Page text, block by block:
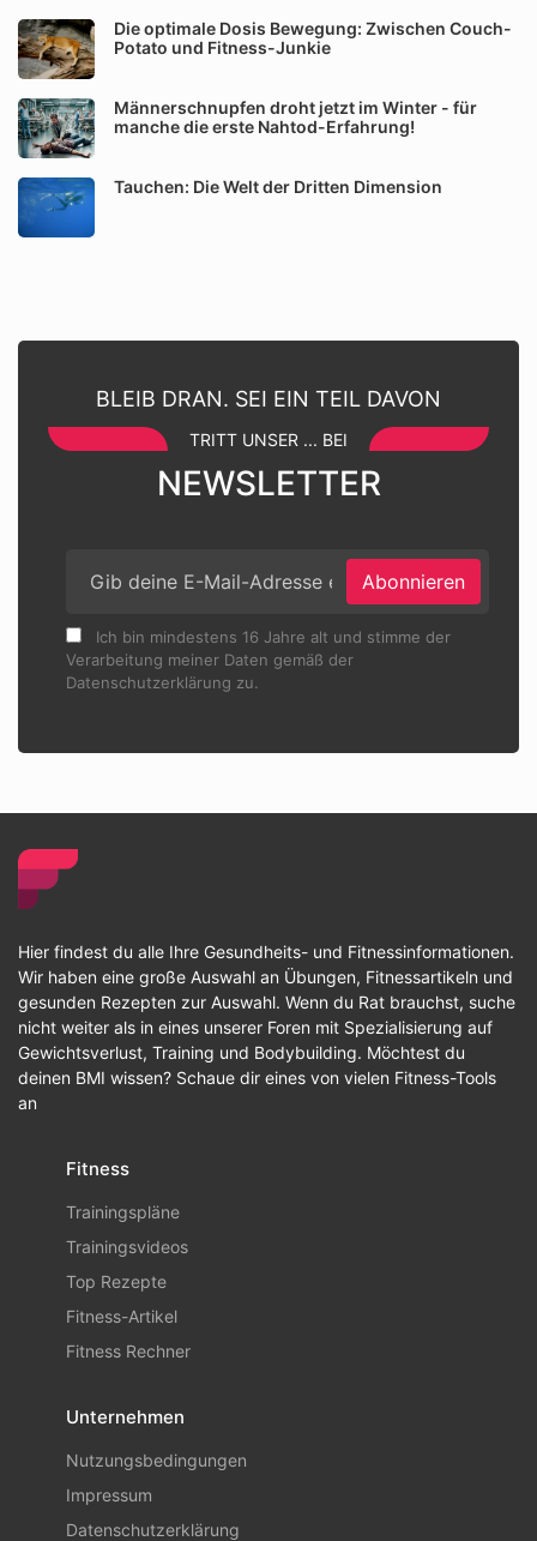
Die optimale Dosis Bewegung: Zwischen Couch-
Potato und Fitness-Junkie
Männerschnupfen droht jetzt im Winter - für
manche die erste Nahtod-Erfahrung!
Tauchen: Die Welt der Dritten Dimension
BLEIB DRAN. SEI EIN TEIL DAVON
TRITT UNSER ... BEI
NEWSLETTER
Abonnieren
Ich bin mindestens 16 Jahre alt und stimme der
Verarbeitung meiner Daten gemäß der
Datenschutzerklärung zu.
Hier findest du alle Ihre Gesundheits- und Fitnessinformationen.
Wir haben eine große Auswahl an Übungen, Fitnessartikeln und
gesunden Rezepten zur Auswahl. Wenn du Rat brauchst, suche
nicht weiter als in eines unserer Foren mit Spezialisierung auf
Gewichtsverlust, Training und Bodybuilding. Möchtest du
deinen BMI wissen? Schaue dir eines von vielen Fitness-Tools
an
Fitness
Trainingspläne
Trainingsvideos
Top Rezepte
Fitness-Artikel
Fitness Rechner
Unternehmen
Nutzungsbedingungen
Impressum
Datenschutzerklärung